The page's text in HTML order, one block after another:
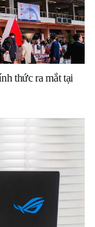
thức ra mắt tại